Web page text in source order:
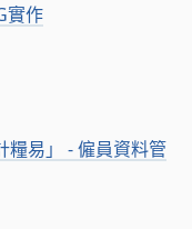
實作
糧易」 - 僱員資料管